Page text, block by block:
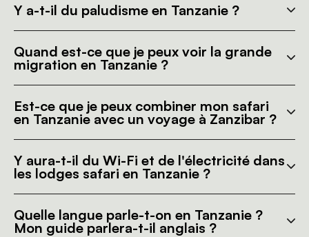
Y a-t-il du paludisme en Tanzanie ?
Quand est-ce que je peux voir la grande
migration en Tanzanie ?
Est-ce que je peux combiner mon safari
en Tanzanie avec un voyage à Zanzibar ?
Y aura-t-il du Wi-Fi et de l'électricité dans
les lodges safari en Tanzanie ?
Quelle langue parle-t-on en Tanzanie ?
Mon guide parlera-t-il anglais ?